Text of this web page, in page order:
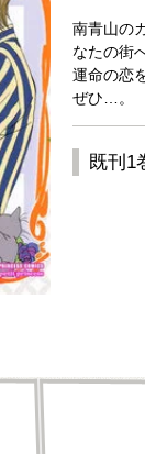
南青山の
なたの街
運命の恋
ぜひ…。
既刊1